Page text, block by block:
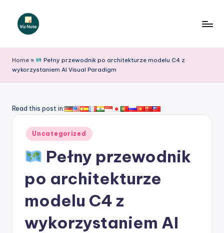
iz
N
t
Home »
Pełny przewodnik po architekturze modelu C4 z
wykorzystaniem AI Visual Paradigm
Read this post in:
Posted
in
Uncategorized
Pełny przewodnik
po architekturze
modelu C4 z
wykorzystaniem AI